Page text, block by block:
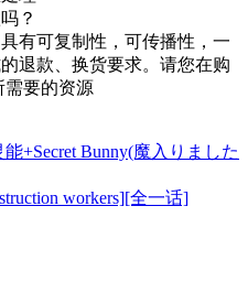
？
有可复制性，可传播性，一
退款、换货要求。请您在购
需要的资源
+Secret Bunny(魔入りました
workers][全一话]